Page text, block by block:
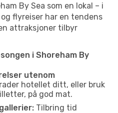
By Sea som en lokal – i
flyreiser har en tendens
attraksjoner tilbyr
i Shoreham By
utenom
hotellet ditt, eller bruk
på god mat.
Tilbring tid